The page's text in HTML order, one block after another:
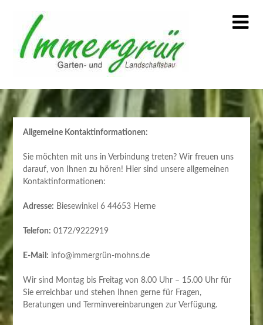
content
Allgemeine Kontaktinformationen:
Sie möchten mit uns in Verbindung treten? Wir freuen uns
darauf, von Ihnen zu hören! Hier sind unsere allgemeinen
Kontaktinformationen:
Adresse: Biesewinkel 6 44653 Herne
Telefon: 0172/9222919
E-Mail: info@immergrün-mohns.de
Wir sind Montag bis Freitag von 8.00 Uhr – 15.00 Uhr für
Sie erreichbar und stehen Ihnen gerne für Fragen,
Beratungen und Terminvereinbarungen zur Verfügung.